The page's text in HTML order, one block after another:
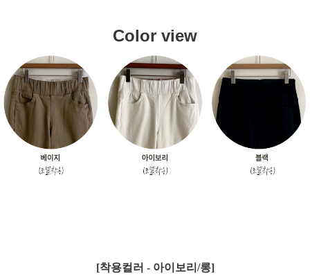
Color view
[착용컬러 - 아이보리/롱]